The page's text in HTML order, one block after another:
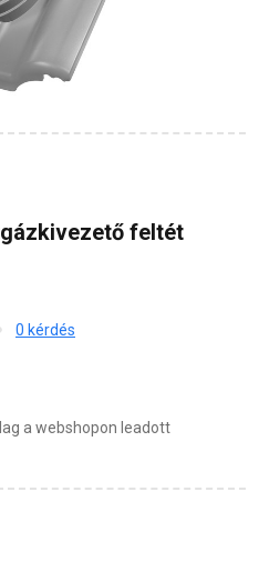
feltét
0 kérdés
a webshopon leadott